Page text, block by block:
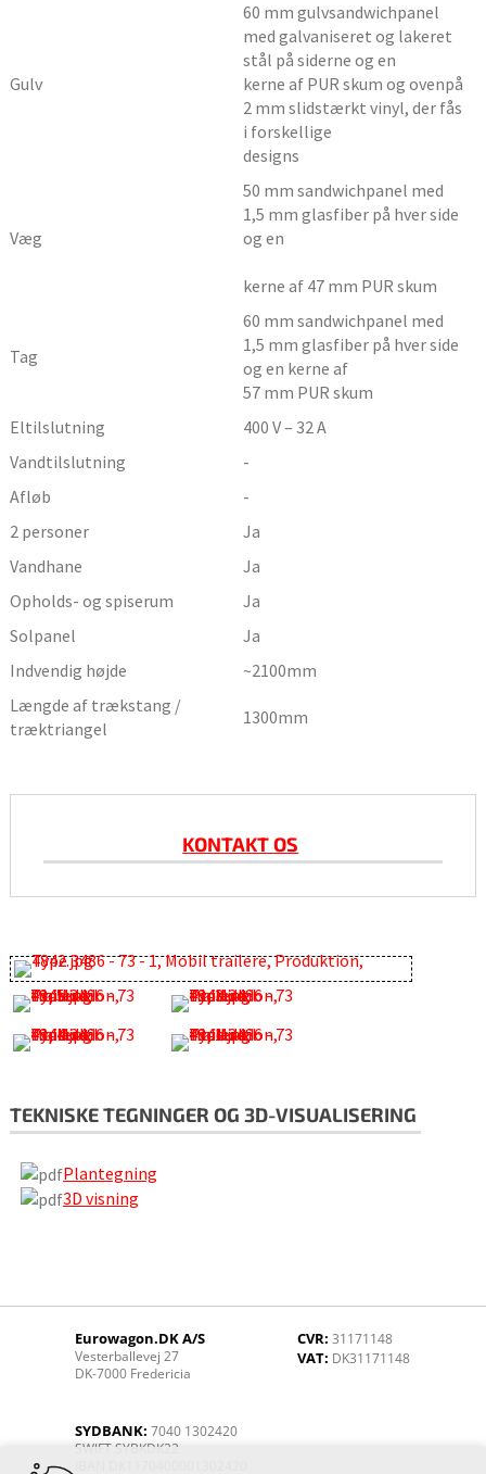
Gulv
60 mm gulvsandwichpanel
med galvaniseret og lakeret
stål på siderne og en
kerne af PUR skum og ovenpå
2 mm slidstærkt vinyl, der fås
i forskellige
designs
Væg
50 mm sandwichpanel med
1,5 mm glasfiber på hver side
og en
kerne af 47 mm PUR skum
Tag
60 mm sandwichpanel med
1,5 mm glasfiber på hver side
og en kerne af
57 mm PUR skum
Eltilslutning
400 V – 32 A
Vandtilslutning
-
Afløb
-
2 personer
Ja
Vandhane
Ja
Opholds- og spiserum
Ja
Solpanel
Ja
Indvendig højde
~2100mm
Længde af trækstang /
træktriangel
1300mm
KONTAKT OS
TEKNISKE TEGNINGER OG 3D-VISUALISERING
Plantegning
3D visning
Eurowagon.DK A/S
Vesterballevej 27
DK-7000 Fredericia
CVR: 31171148
VAT: DK31171148
SYDBANK: 7040 1302420
SWIFT SYBKDK22